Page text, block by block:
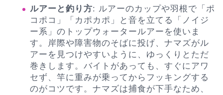
ルアーと釣り方: ルアーのカップや羽根で「ポ
コポコ」「カポカポ」と音を立てる「ノイジ
ー系」のトップウォータールアーを使いま
す。岸際や障害物のそばに投げ、ナマズがル
アーを見つけやすいように、ゆっくりとただ
巻きします。バイトがあっても、すぐにアワ
セず、竿に重みが乗ってからフッキングする
のがコツです。ナマズは捕食が下手なため、